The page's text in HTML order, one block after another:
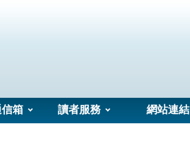
箱 讀者服務 網站連結